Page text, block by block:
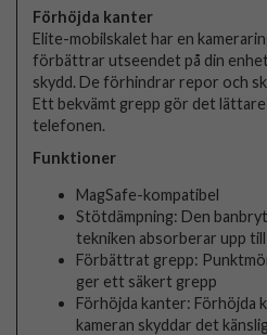
Förhöjda kanter
Elite-mobilskalet har en
förbättrar utseendet på din
skydd. De förhindrar repor och
Ett bekvämt grepp gör det lättare
telefonen.
Funktioner
MagSafe-kompatibel
Stötdämpning: Den
tekniken absorberar upp
Förbättrat grepp:
ger ett säkert grepp
Förhöjda kanter: Förhöjda
kameran skyddar det